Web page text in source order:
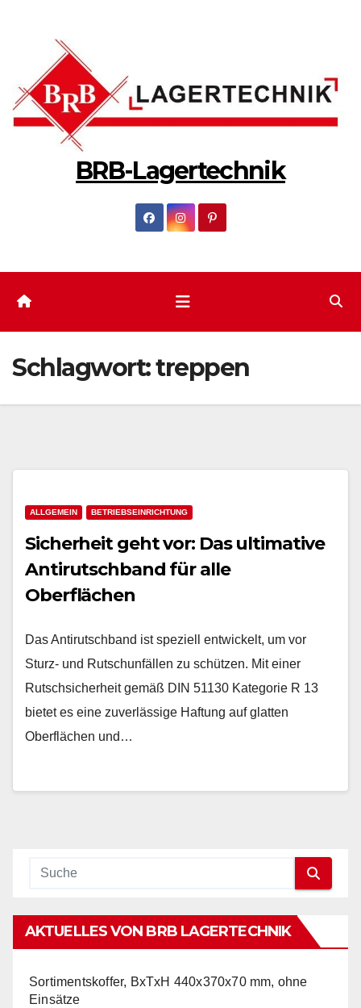
BRB-Lagertechnik
Schlagwort:treppen
ALLGEMEIN BETRIEBSEINRICHTUNG
Sicherheit geht vor: Das ultimative
Antirutschband für alle
Oberflächen
Das Antirutschband ist speziell entwickelt, um vor
Sturz- und Rutschunfällen zu schützen. Mit einer
Rutschsicherheit gemäß DIN 51130 Kategorie R 13
bietet es eine zuverlässige Haftung auf glatten
Oberflächen und…
AKTUELLES VON BRB LAGERTECHNIK
Sortimentskoffer, BxTxH 440x370x70 mm, ohne
Einsätze